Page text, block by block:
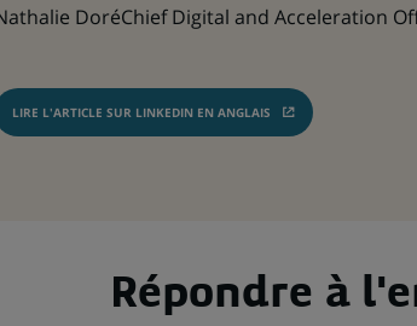
DoréChief Digital and Acceleration
LIRE L'ARTICLE SUR LINKEDIN EN ANGLAIS
(CE
Répondre à